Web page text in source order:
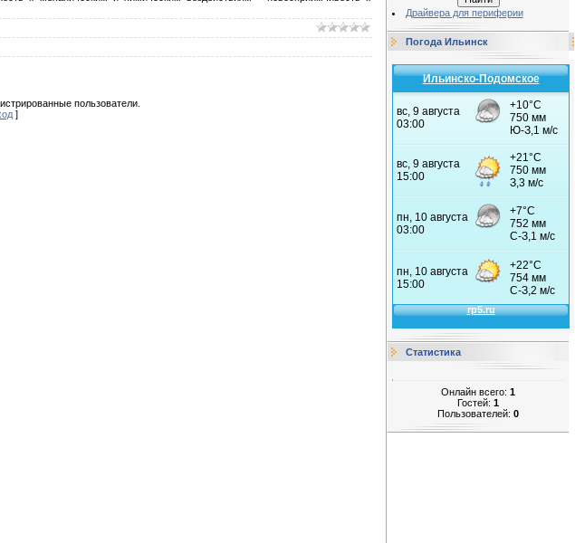
пользователи.
]
Драйвера для периферии
Погода Ильинск
Ильинско-Подомское
Статистика
Онлайн всего: 1
Гостей: 1
Пользователей: 0